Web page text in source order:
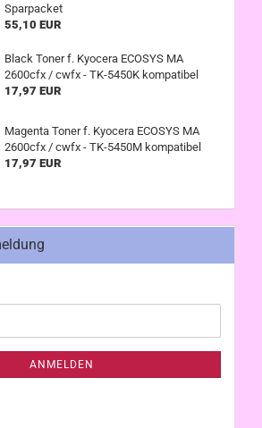
Sparpacket
55,10 EUR
Black Toner f. Kyocera ECOSYS MA
2600cfx / cwfx - TK-5450K kompatibel
17,97 EUR
Magenta Toner f. Kyocera ECOSYS MA
2600cfx / cwfx - TK-5450M kompatibel
17,97 EUR
ANMELDEN